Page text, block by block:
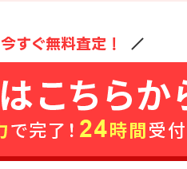
今すぐ無料査定！